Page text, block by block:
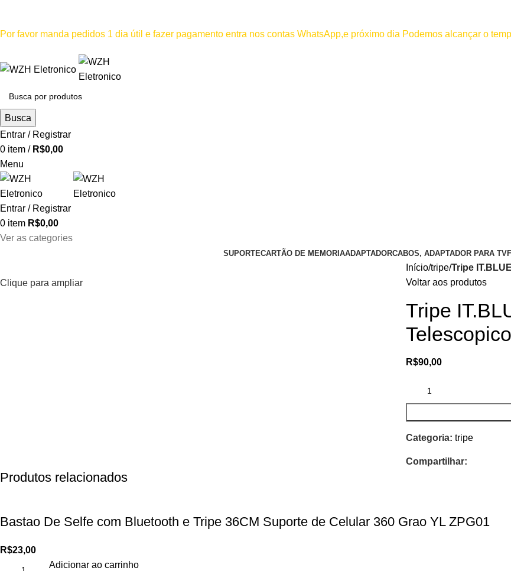
Por favor manda pedidos 1 dia útil e fazer pagamento entra nos contas WhatsApp,e próximo dia Podemos alcançar o
Busca
Entrar / Registrar
0 item / R$0,00
Menu
Entrar / Registrar
0 item R$0,00
Ver as categories
SUPORTECARTÃO DE MEMORIAADAPTADORCABOS, ADAPTADOR PARA TV
Clique para ampliar
Início tripe Tripe
Voltar aos produtos
Tripe
R$90,00
Categoria: tripe
Compartilhar:
Produtos relacionados
Bastao De Selfe com Bluetooth e Tripe 36CM Suporte de Celular 360 Grao YL ZPG01
R$23,00
Adicionar ao carrinho